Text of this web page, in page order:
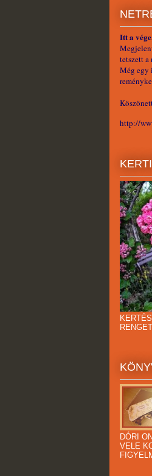
Itt a
tetszett a
Még egy
http://
DÓRI
VELE